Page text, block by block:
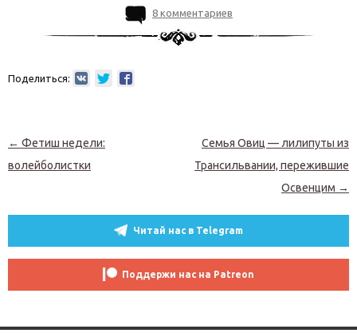
8 комментариев
Поделиться:
Навигация по записям
← Фетиш недели:
волейболистки
Семья Овиц — лилипуты из
Трансильвании, пережившие
Освенцим →
Читай нас в Telegram
Поддержи нас на Patreon